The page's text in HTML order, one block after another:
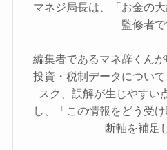
マネジ局長は、「お金の
監修者で
編集者であるマネ辞くん
投資・税制データについ
スク、誤解が生じやすい
し、「この情報をどう受
断軸を補足